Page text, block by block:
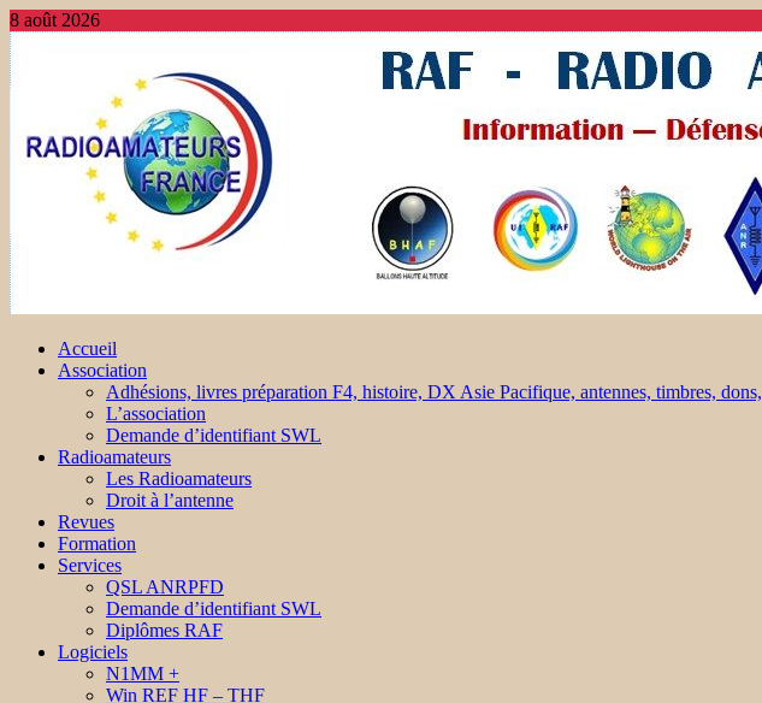
8 août 2026
Accueil
Association
Adhésions, livres préparation F4, histoire, DX Asie Pacifique, antennes, timbres, dons,
L’association
Demande d’identifiant SWL
Radioamateurs
Les Radioamateurs
Droit à l’antenne
Revues
Formation
Services
QSL ANRPFD
Demande d’identifiant SWL
Diplômes RAF
Logiciels
N1MM +
Win REF HF – THF